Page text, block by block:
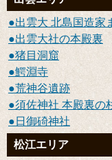
出雲大 北島国造家
出雲大社の本殿裏
猪目洞窟
鰐淵寺
荒神谷遺跡
須佐神社 本殿裏の
日御碕神社
松江エリア